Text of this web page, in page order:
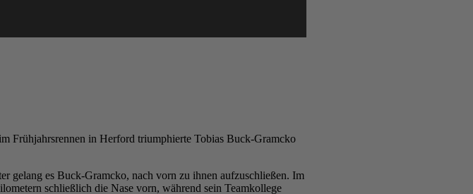
Frühjahrsrennen in Herford triumphierte Tobias Buck-Gramcko
gelang es Buck-Gramcko, nach vorn zu ihnen aufzuschließen. Im
schließlich die Nase vorn, während sein Teamkollege